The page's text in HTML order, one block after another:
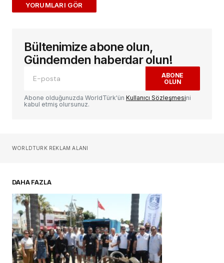
ADD A COMMENT
E-posta adresiniz yayınlanmayacak.
alanlar*ile işaretlenmişlerdir
Yorum
Sizin adınız*
Daha sonraki yorumlarımda kullanılması için
adım, e-posta adresim ve site adresim bu
tarayıcıya kaydedilsin.
Bültenimize abone olun,
Gündemden haberdar olun!
ABONE
OLUN
Abone olduğunuzda WorldTürk'ün Kullanıcı Sözleşmesini
kabul etmiş olursunuz.
WORLDTURK REKLAM ALANI
DAHA FAZLA